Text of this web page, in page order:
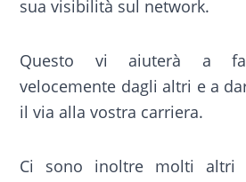
sua visibilità sul network.
Questo vi aiuterà a
velocemente dagli altri e a
il via alla vostra carriera.
Ci sono inoltre molti altri